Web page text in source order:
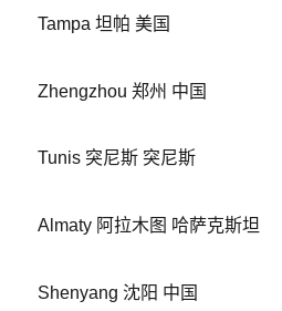
Tampa 坦帕 美国
Zhengzhou 郑州 中国
Tunis 突尼斯 突尼斯
Almaty 阿拉木图 哈萨克斯坦
Shenyang 沈阳 中国